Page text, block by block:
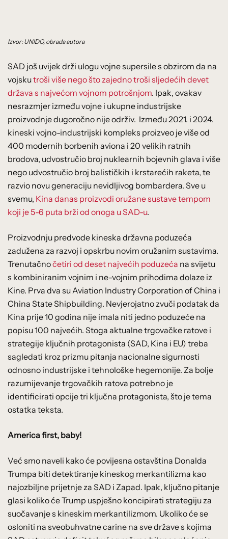
Izvor: UNIDO, obrada autora
SAD još uvijek drži ulogu vojne supersile s obzirom da na
vojskutroši više nego što zajedno troši sljedećih devet
država s najvećom vojnom potrošnjom. Ipak, ovakav
nesrazmjer između vojne i ukupne industrijske
proizvodnje dugoročno nije održiv. Između 2021. i 2024.
kineski vojno-industrijski kompleks proizveo je više od
400 modernih borbenih aviona i 20 velikih ratnih
brodova, udvostručio broj nuklearnih bojevnih glava i više
nego udvostručio broj balističkih i krstarećih raketa, te
razvio novu generaciju nevidljivog bombardera. Sve u
svemu, Kina danas proizvodi oružane sustave tempom
koji je 5-6 puta brži od onoga u SAD-u.
Proizvodnju predvode kineska državna poduzeća
zadužena za razvoj i opskrbu novim oružanim sustavima.
Trenutačnočetiri od deset najvećih poduzeća na svijetu
s kombiniranim vojnim i ne-vojnim prihodima dolaze iz
Kine. Prva dva su Aviation Industry Corporation of China i
China State Shipbuilding. Nevjerojatno zvuči podatak da
Kina prije 10 godina nije imala niti jedno poduzeće na
popisu 100 najvećih. Stoga aktualne trgovačke ratove i
strategije ključnih protagonista (SAD, Kina i EU) treba
sagledati kroz prizmu pitanja nacionalne sigurnosti
odnosno industrijske i tehnološke hegemonije. Za bolje
razumijevanje trgovačkih ratova potrebno je
identificirati opcije tri ključna protagonista, što je tema
ostatka teksta.
America first, baby!
Već smo naveli kako će povijesna ostavština Donalda
Trumpa biti detektiranje kineskog merkantilizma kao
najozbiljne prijetnje za SAD i Zapad. Ipak, ključno pitanje
glasi koliko će Trump uspješno koncipirati strategiju za
suočavanje s kineskim merkantilizmom. Ukoliko će se
osloniti na sveobuhvatne carine na sve države s kojima